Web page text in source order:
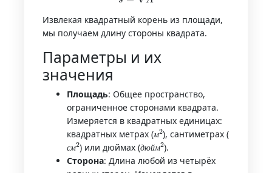
Извлекая квадратный корень из площади,
мы получаем длину стороны квадрата.
Параметры и их
значения
Площадь: Общее пространство,
ограниченное сторонами квадрата.
Измеряется в квадратных единицах:
квадратных метрах (
м2
), сантиметрах (
см2
) или дюймах (
дюйм 2
).
Сторона: Длина любой из четырёх